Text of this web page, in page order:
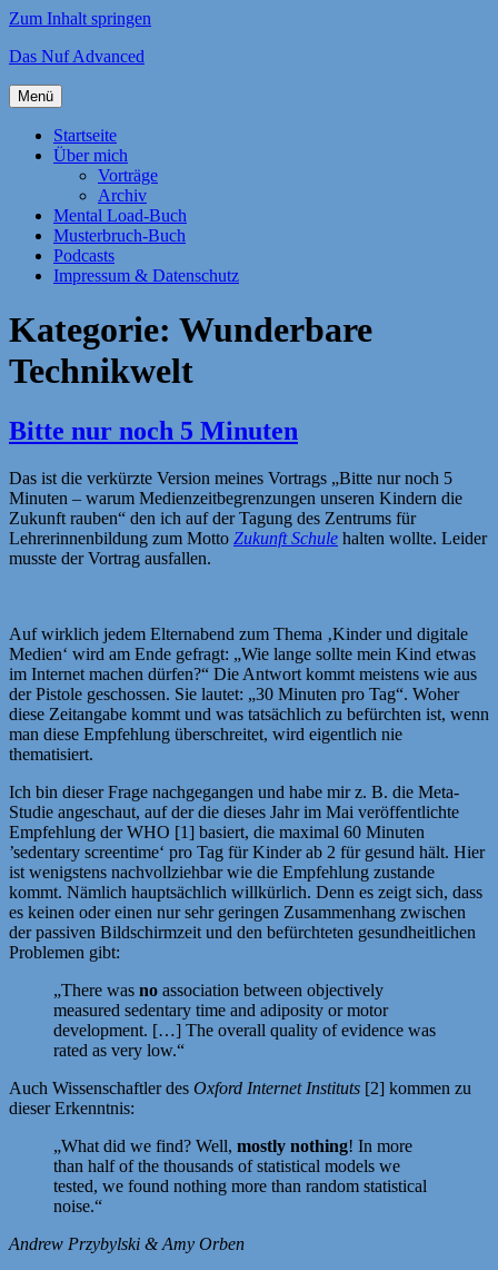
Zum Inhalt springen
Das Nuf Advanced
Menü
Startseite
Über mich
Vorträge
Archiv
Mental Load-Buch
Musterbruch-Buch
Podcasts
Impressum & Datenschutz
Kategorie: Wunderbare
Technikwelt
Bitte nur noch 5 Minuten
Das ist die verkürzte Version meines Vortrags „Bitte nur noch 5
Minuten – warum Medienzeitbegrenzungen unseren Kindern die
Zukunft rauben“ den ich auf der Tagung des Zentrums für
Lehrerinnenbildung zum Motto Zukunft Schule halten wollte. Leider
musste der Vortrag ausfallen.
Auf wirklich jedem Elternabend zum Thema ‚Kinder und digitale
Medien‘ wird am Ende gefragt: „Wie lange sollte mein Kind etwas
im Internet machen dürfen?“ Die Antwort kommt meistens wie aus
der Pistole geschossen. Sie lautet: „30 Minuten pro Tag“. Woher
diese Zeitangabe kommt und was tatsächlich zu befürchten ist, wenn
man diese Empfehlung überschreitet, wird eigentlich nie
thematisiert.
Ich bin dieser Frage nachgegangen und habe mir z. B. die Meta-
Studie angeschaut, auf der die dieses Jahr im Mai veröffentlichte
Empfehlung der WHO [1] basiert, die maximal 60 Minuten
’sedentary screentime‘ pro Tag für Kinder ab 2 für gesund hält. Hier
ist wenigstens nachvollziehbar wie die Empfehlung zustande
kommt. Nämlich hauptsächlich willkürlich. Denn es zeigt sich, dass
es keinen oder einen nur sehr geringen Zusammenhang zwischen
der passiven Bildschirmzeit und den befürchteten gesundheitlichen
Problemen gibt:
„There was no association between objectively
measured sedentary time and adiposity or motor
development. […] The overall quality of evidence was
rated as very low.“
Auch Wissenschaftler des Oxford Internet Instituts [2] kommen zu
dieser Erkenntnis:
„What did we find? Well, mostly nothing! In more
than half of the thousands of statistical models we
tested, we found nothing more than random statistical
noise.“
Andrew Przybylski & Amy Orben